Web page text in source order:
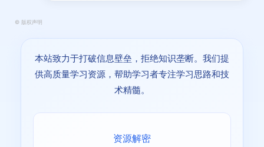
© 版权声明
本站致力于打破信息壁垒，拒绝知识垄断。我们提
供高质量学习资源，帮助学习者专注学习思路和技
术精髓。
资源解密